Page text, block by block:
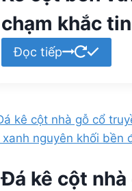
chạm khắc
Đọc tiếp
Đá kê cột nhà